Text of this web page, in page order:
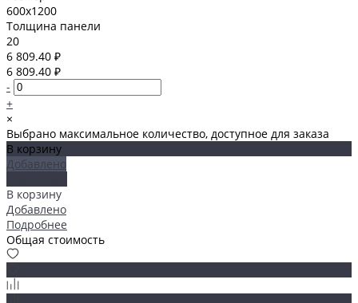
600x1200
Толщина панели
20
6 809.40 ₽
6 809.40 ₽
-
+
×
Выбрано максимальное количество, доступное для заказа
В корзину
Добавлено
В корзину
Добавлено
Подробнее
Общая стоимость